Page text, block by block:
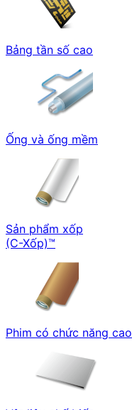
Bảng tần số cao
Ống và ống mềm
Sản phẩm xốp
(C-Xốp)™
Phim có chức năng cao